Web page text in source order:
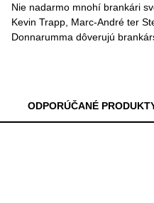
Nie nadarmo mnohí brankári
Kevin Trapp, Marc-André ter
Donnarumma dôverujú
ODPORÚČANÉ